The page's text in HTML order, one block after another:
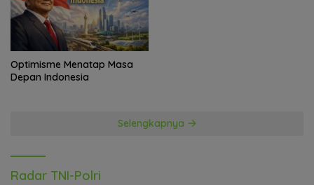
Optimisme Menatap Masa
Depan Indonesia
Selengkapnya
Radar TNI-Polri